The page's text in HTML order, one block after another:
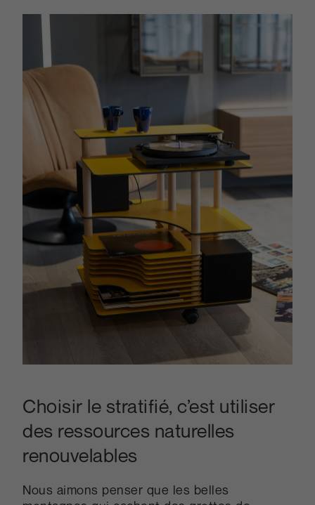
Choisir le stratifié, c’est utiliser
des ressources naturelles
renouvelables
Nous aimons penser que les belles